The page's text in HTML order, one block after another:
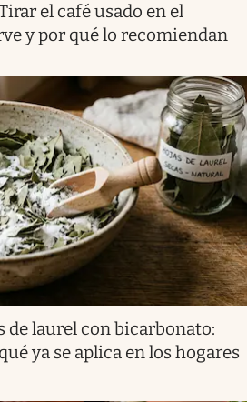
el café usado en el
y por qué lo recomiendan
de laurel con bicarbonato:
ya se aplica en los hogares